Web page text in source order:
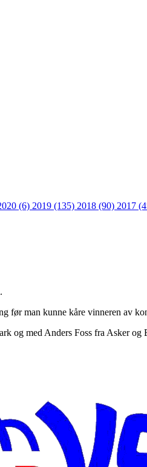
(6) 2019 (135) 2018 (90) 2017
før man kunne kåre vinneren av
og med Anders Foss fra Asker og